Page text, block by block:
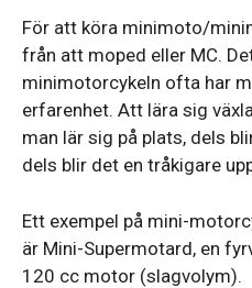
För att köra minimoto/
från att moped eller MC.
minimotorcykeln ofta har
erfarenhet. Att lära sig
man lär sig på plats, dels
dels blir det en tråkigare
Ett exempel på mini-
är Mini-Supermotard, en
120 cc motor (slagvolym).